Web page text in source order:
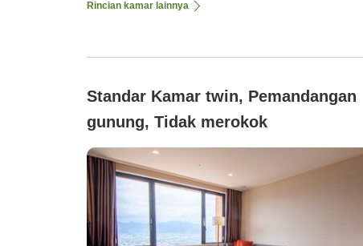
Rincian kamar lainnya
Standar Kamar twin, Pemandangan
gunung, Tidak merokok